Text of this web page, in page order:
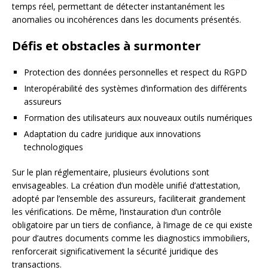
temps réel, permettant de détecter instantanément les
anomalies ou incohérences dans les documents présentés.
Défis et obstacles à surmonter
Protection des données personnelles et respect du RGPD
Interopérabilité des systèmes d’information des différents
assureurs
Formation des utilisateurs aux nouveaux outils numériques
Adaptation du cadre juridique aux innovations
technologiques
Sur le plan réglementaire, plusieurs évolutions sont
envisageables. La création d’un modèle unifié d’attestation,
adopté par l’ensemble des assureurs, faciliterait grandement
les vérifications. De même, l’instauration d’un contrôle
obligatoire par un tiers de confiance, à l’image de ce qui existe
pour d’autres documents comme les diagnostics immobiliers,
renforcerait significativement la sécurité juridique des
transactions.